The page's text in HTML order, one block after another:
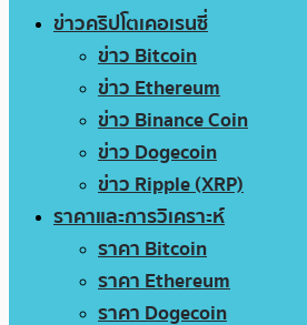
ข่าวคริปโตเคอเรนซี่
ข่าว Bitcoin
ข่าว Ethereum
ข่าว Binance Coin
ข่าว Dogecoin
ข่าว Ripple (XRP)
ราคาและการวิเคราะห์
ราคา Bitcoin
ราคา Ethereum
ราคา Dogecoin